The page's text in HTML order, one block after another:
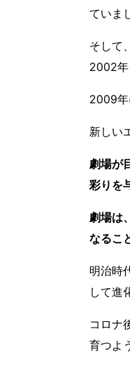
ていま
そして
2002年
2009年
新しい
劇場が
彩りを
劇場は
なるこ
明治時
して進
コロナ
育つよ